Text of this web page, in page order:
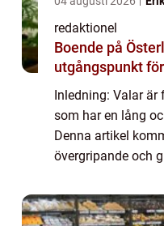
redaktionel
Boende på
utgångspunkt
Inledning: Valar är
som har en lång
Denna artikel
övergripande och
olika typerna av
även dis...